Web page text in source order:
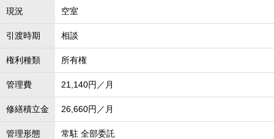
現況 空室
引渡時期 相談
権利種類 所有権
管理費 21,140円／月
修繕積立金 26,660円／月
管理形態 常駐 全部委託